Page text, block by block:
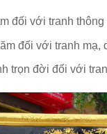
đối với tranh
đối với tranh mạ,
trọn đời đối với